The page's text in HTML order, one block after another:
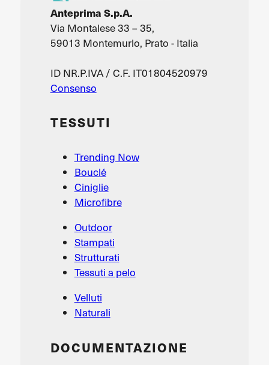
Anteprima S.p.A.
Via Montalese 33 – 35,
59013 Montemurlo, Prato - Italia
ID NR.P.IVA / C.F. IT01804520979
Consenso
TESSUTI
Trending Now
Bouclé
Ciniglie
Microfibre
Outdoor
Stampati
Strutturati
Tessuti a pelo
Velluti
Naturali
DOCUMENTAZIONE